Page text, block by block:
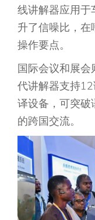
线讲解器应用于
升了信噪比，
操作要点。
国际会议和展
代讲解器支持
译设备，可突破
的跨国交流。